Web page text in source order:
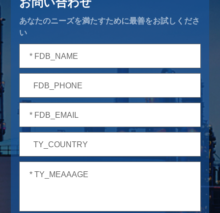
あなたのニーズを満たすために最善をお試しくださ
い